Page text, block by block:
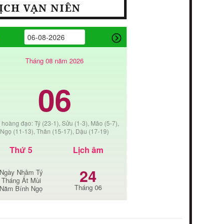
VẠN NIÊN
Tháng 08 năm 2026
06
hoàng đạo: Tý (23-1), Sửu (1-3), Mão (5-7),
Ngọ (11-13), Thân (15-17), Dậu (17-19)
Thứ 5
Ngày Nhâm Tý
Tháng Ất Mùi
Năm Bính Ngọ
Lịch âm
24
Tháng 06